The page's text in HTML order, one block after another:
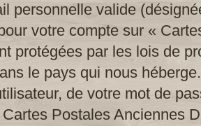
personnelle valide
votre compte sur «
protégées par les lois de
le pays qui nous
de votre mot de
Postales Anciennes